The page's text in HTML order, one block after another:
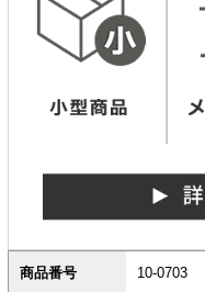
商品番号 10-0703